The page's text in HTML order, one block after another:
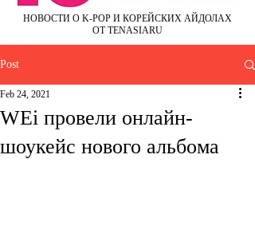
НОВОСТИ О K-POP И КОРЕЙСКИХ АЙДОЛАХ
ОТ TENASIARU
Post
WEi провели онлайн-
шоукейс нового альбома
Feb 24, 2021